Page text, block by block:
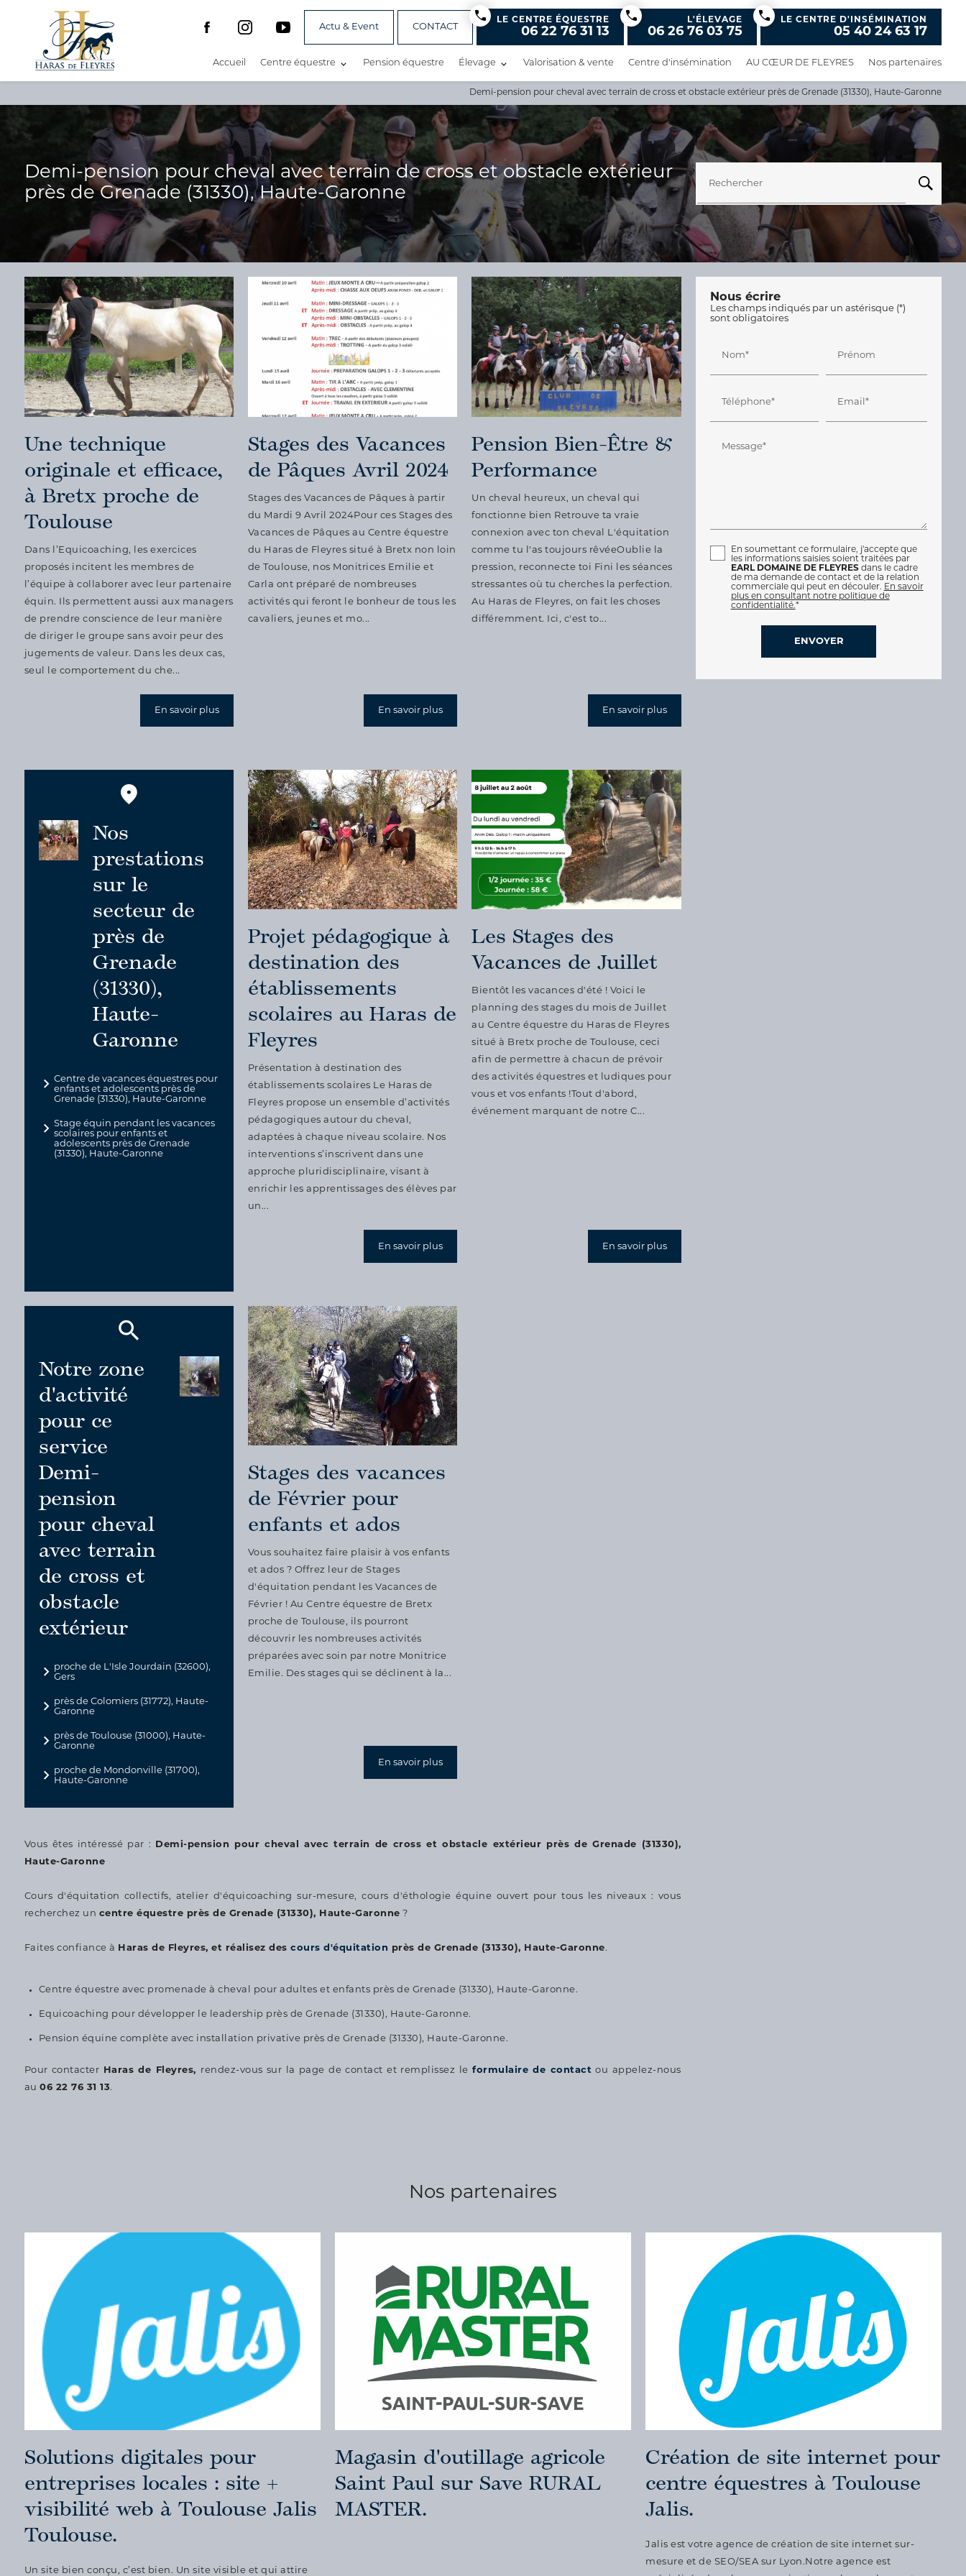
Actu & Event CONTACT
LE CENTRE ÉQUESTRE
06 22 76 31 13
L'ÉLEVAGE
06 26 76 03 75
LE CENTRE D'INSÉMINATION
05 40 24 63 17
Accueil Centre équestre Pension équestre Élevage Valorisation & vente Centre d'insémination AU CŒUR DE FLEYRES Nos partenaires
Demi-pension pour cheval avec terrain de cross et obstacle extérieur près de Grenade (31330), Haute-Garonne
Demi-pension pour cheval avec terrain de cross et obstacle extérieur
près de Grenade (31330), Haute-Garonne
Rechercher
Une technique
originale et efficace,
à Bretx proche de
Toulouse
Dans l’Equicoaching, les exercices
proposés incitent les membres de
l’équipe à collaborer avec leur partenaire
équin. Ils permettent aussi aux managers
de prendre conscience de leur manière
de diriger le groupe sans avoir peur des
jugements de valeur. Dans les deux cas,
seul le comportement du che...
En savoir plus
Stages des Vacances
de Pâques Avril 2024
Stages des Vacances de Pâques à partir
du Mardi 9 Avril 2024Pour ces Stages des
Vacances de Pâques au Centre équestre
du Haras de Fleyres situé à Bretx non loin
de Toulouse, nos Monitrices Emilie et
Carla ont préparé de nombreuses
activités qui feront le bonheur de tous les
cavaliers, jeunes et mo...
En savoir plus
Pension Bien-Être &
Performance
Un cheval heureux, un cheval qui
fonctionne bien Retrouve ta vraie
connexion avec ton cheval L'équitation
comme tu l'as toujours rêvéeOublie la
pression, reconnecte toi Fini les séances
stressantes où tu cherches la perfection.
Au Haras de Fleyres, on fait les choses
différemment. Ici, c'est to...
En savoir plus
Nos
prestations
sur le
secteur de
près de
Grenade
(31330),
Haute-
Garonne
Centre de vacances équestres pour
enfants et adolescents près de
Grenade (31330), Haute-Garonne
Stage équin pendant les vacances
scolaires pour enfants et
adolescents près de Grenade
(31330), Haute-Garonne
Projet pédagogique à
destination des
établissements
scolaires au Haras de
Fleyres
Présentation à destination des
établissements scolaires Le Haras de
Fleyres propose un ensemble d’activités
pédagogiques autour du cheval,
adaptées à chaque niveau scolaire. Nos
interventions s’inscrivent dans une
approche pluridisciplinaire, visant à
enrichir les apprentissages des élèves par
un...
En savoir plus
Les Stages des
Vacances de Juillet
Bientôt les vacances d'été ! Voici le
planning des stages du mois de Juillet
au Centre équestre du Haras de Fleyres
situé à Bretx proche de Toulouse, ceci
afin de permettre à chacun de prévoir
des activités équestres et ludiques pour
vous et vos enfants !Tout d'abord,
événement marquant de notre C...
En savoir plus
Notre zone
d'activité
pour ce
service
Demi-
pension
pour cheval
avec terrain
de cross et
obstacle
extérieur
proche de L'Isle Jourdain (32600),
Gers
près de Colomiers (31772), Haute-
Garonne
près de Toulouse (31000), Haute-
Garonne
proche de Mondonville (31700),
Haute-Garonne
Stages des vacances
de Février pour
enfants et ados
Vous souhaitez faire plaisir à vos enfants
et ados ? Offrez leur de Stages
d'équitation pendant les Vacances de
Février ! Au Centre équestre de Bretx
proche de Toulouse, ils pourront
découvrir les nombreuses activités
préparées avec soin par notre Monitrice
Emilie. Des stages qui se déclinent à la...
En savoir plus
Vous êtes intéressé par :
Demi-pension pour cheval avec terrain de cross et obstacle extérieur près de Grenade (31330),
Haute-Garonne
Cours d'équitation collectifs, atelier d'équicoaching sur-mesure, cours d'éthologie équine ouvert pour tous les niveaux : vous
recherchez un centre équestre près de Grenade (31330), Haute-Garonne ?
Faites confiance à Haras de Fleyres, et réalisez descours d'équitation près de Grenade (31330), Haute-Garonne.
Centre équestre avec promenade à cheval pour adultes et enfants près de Grenade (31330), Haute-Garonne.
Equicoaching pour développer le leadership près de Grenade (31330), Haute-Garonne.
Pension équine complète avec installation privative près de Grenade (31330), Haute-Garonne.
Pour contacter Haras de Fleyres, rendez-vous sur la page de contact et remplissez leformulaire de contact ou appelez-nous
au06 22 76 31 13.
Nous écrire
Les champs indiqués par un astérisque (*)
sont obligatoires
Nom* Prénom
Téléphone* Email*
Message*
En soumettant ce formulaire, j'accepte que
les informations saisies soient traitées par
EARL DOMAINE DE FLEYRESdans le cadre
de ma demande de contact et de la relation
commerciale qui peut en découler. En savoir
plus en consultant notre politique de
confidentialité.*
Nos partenaires
Solutions digitales pour
entreprises locales : site +
visibilité web à Toulouse Jalis
Toulouse.
Un site bien conçu, c’est bien. Un site visible et qui attire
Magasin d'outillage agricole
Saint Paul sur Save RURAL
MASTER.
Création de site internet pour
centre équestres à Toulouse
Jalis.
Jalis est votre agence de création de site internet sur-
mesure et de SEO/SEA sur Lyon.Notre agence est